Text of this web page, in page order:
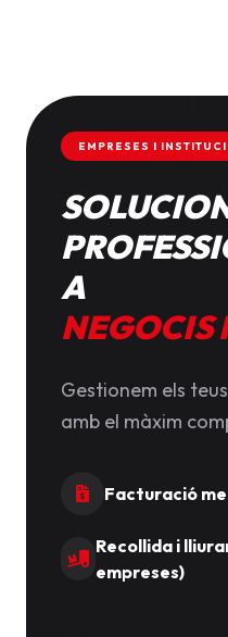
EMPRESES I
A
NEGOCIS
Gestionem els
amb el màxim
Facturació
Recollida i
empreses)